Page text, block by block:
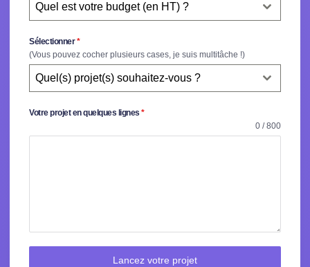
Quel est votre budget (en HT) ?
Sélectionner*
(Vous pouvez cocher plusieurs cases, je suis multitâche !)
Quel(s) projet(s) souhaitez-vous ?
Votre projet en quelques lignes *
0 / 800
Lancez votre projet